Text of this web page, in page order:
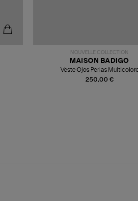
NOUVELLE COLLECTION
250,00 €
MAISON BADIGO
Veste Ojos Perlas